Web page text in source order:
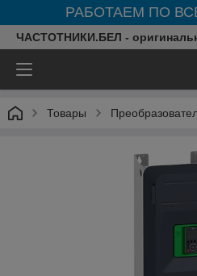
РАБОТАЕМ ПО
ЧАСТОТНИКИ.БЕЛ -
Товары